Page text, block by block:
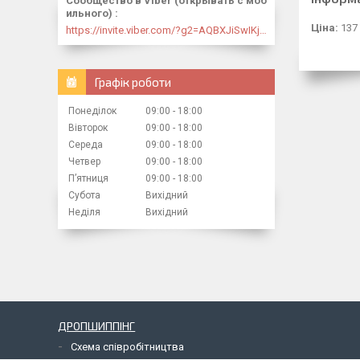
Ціна: 137
ильного)
Графік роботи
Понеділок 09:00
18:00
Вівторок
09:00
18:00
Середа
09:00
18:00
Четвер
09:00
18:00
Пʼятниця
09:00
18:00
Субота
Вихідний
Неділя
Вихідний
ДРОПШИППІНГ
Схема співробітництва